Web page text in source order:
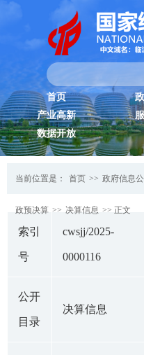
首页
产业高新
数据开放
当前位置是： 首页 >> 政府信息
政预决算 >> 决算信息 >> 正文
索引
号
cwsjj/2025-
0000116
公开
目录
决算信息